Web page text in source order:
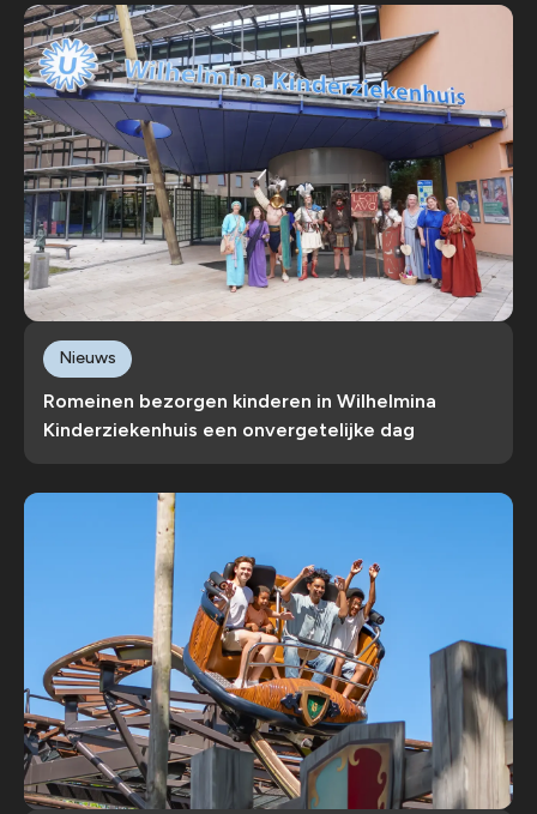
Romeinen bezorgen kinderen in Wilhelmina
Kinderziekenhuis een onvergetelijke dag
Nieuws